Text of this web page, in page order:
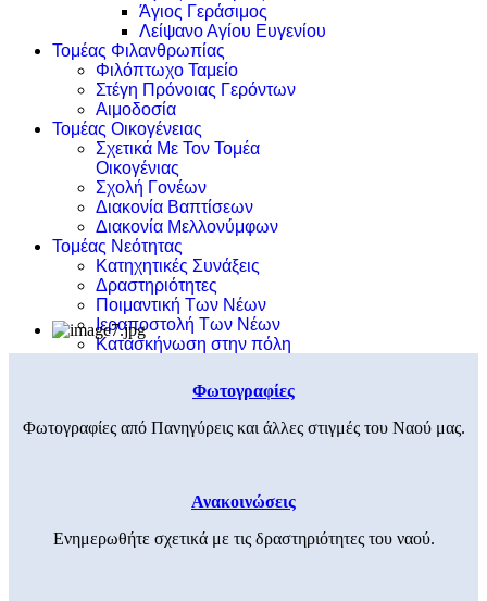
Άγιος Γεράσιμος
Λείψανο Αγίου Ευγενίου
Τομέας Φιλανθρωπίας
Φιλόπτωχο Ταμείο
Στέγη Πρόνοιας Γερόντων
Αιμοδοσία
Τομέας Οικογένειας
Σχετικά Με Τον Τομέα
Οικογένιας
Σχολή Γονέων
Διακονία Βαπτίσεων
Διακονία Μελλονύμφων
Τομέας Νεότητας
Κατηχητικές Συνάξεις
Δραστηριότητες
Ποιμαντική Των Νέων
Ιεραποστολή Των Νέων
Κατασκήνωση στην πόλη
Φωτογραφίες
Φωτογραφίες από Πανηγύρεις και άλλες στιγμές του Ναού μας.
Ανακοινώσεις
Ενημερωθήτε σχετικά με τις δραστηριότητες του ναού.